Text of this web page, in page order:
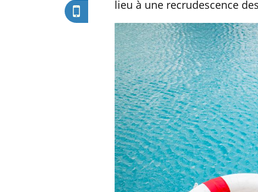
lieu à une recrudescence
Les troubles du sommeil
modifient votre cerveau !
Mon enfant est-il trop
sensible ou simplement
très empathique ?